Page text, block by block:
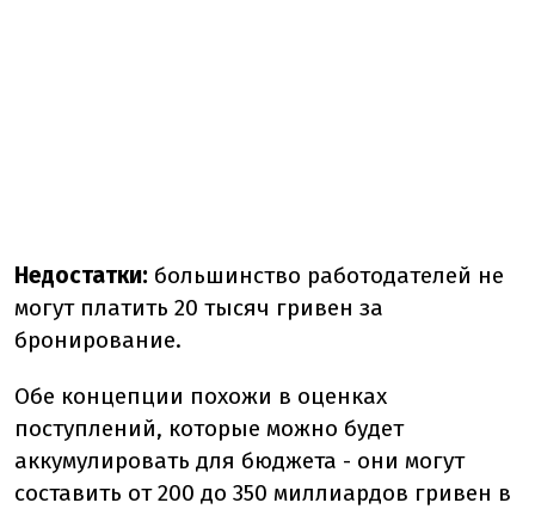
Недостатки: большинство работодателей не
могут платить 20 тысяч гривен за
бронирование.
Обе концепции похожи в оценках
поступлений, которые можно будет
аккумулировать для бюджета - они могут
составить от 200 до 350 миллиардов гривен в